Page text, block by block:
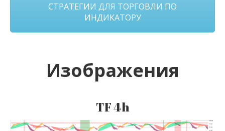
СТРАТЕГИИ ДЛЯ ТОРГОВЛИ ПО
ИНДИКАТОРУ
Изображения
TF 4h